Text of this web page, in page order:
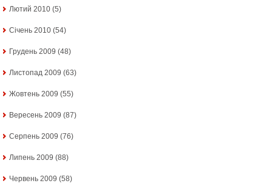
Лютий 2010 (5)
Січень 2010 (54)
Грудень 2009 (48)
Листопад 2009 (63)
Жовтень 2009 (55)
Вересень 2009 (87)
Серпень 2009 (76)
Липень 2009 (88)
Червень 2009 (58)